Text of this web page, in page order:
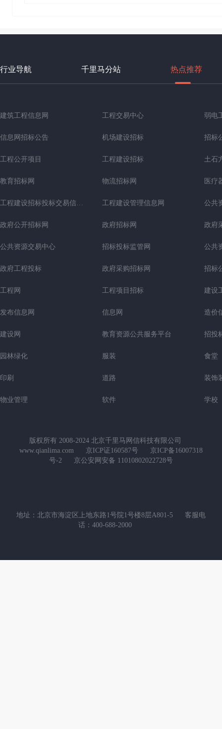
行业导航 千里马分站 热点推荐
建筑工程信息网 工程交易中心 弱电
信息网招标公告 机场建设招标 招标
工程公开项目 工程建设招标 土石
教育招标网 物流招标网 医疗
工程建设招标投标交易信息网 工程建设管理信息网 公共
政府公开招标网 政府招标网 政府
公共资源交易中心 招标投标监管网 公共
政府工程投标 政府采购招标网 招标
工程网 工程项目招标 建设
发布信息网 信息网 造价
建设网 教育资源公共服务平台 招投
园林绿化 服装 食堂
印刷 道路 装饰
物业管理 软件 学校
版权所有 2008-2024 北京千里马网信科技有限公司
www.qianlima.com
京ICP证160587号
京ICP备16007318
号-2
京公安网安备 11010802022728号
地址：北京市海淀区上地东路1号院1号楼8层A801-5
客服电
话：400-688-2000